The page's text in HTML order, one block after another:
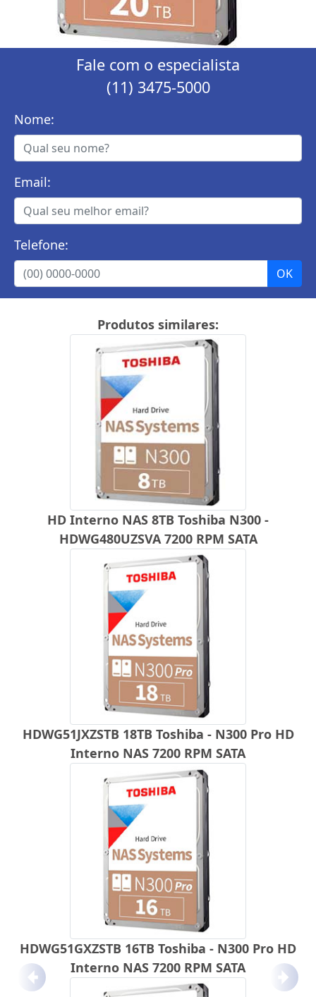
Fale com o especialista
(11) 3475-5000
Nome:
Email:
Telefone:
Produtos similares:
HD Interno NAS 8TB Toshiba N300 -
HDWG480UZSVA 7200 RPM SATA
HDWG51JXZSTB 18TB Toshiba - N300 Pro HD
Interno NAS 7200 RPM SATA
HDWG51GXZSTB 16TB Toshiba - N300 Pro HD
Interno NAS 7200 RPM SATA
Anterior